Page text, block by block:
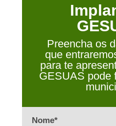
Preencha os
que
para te
GESUAS pode
Nome*